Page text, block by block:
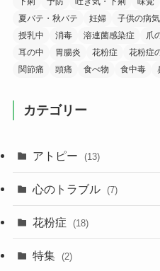
夏バテ・秋バテ
妊婦 子供の病気
授乳中
消毒 溶連菌感染症 爪
耳の中
胃腸炎 花粉症 花粉症
関節痛
頭痛 食べ物 食中毒
カテゴリー
アトピー (13)
心のトラブル (7)
花粉症 (18)
特集 (2)